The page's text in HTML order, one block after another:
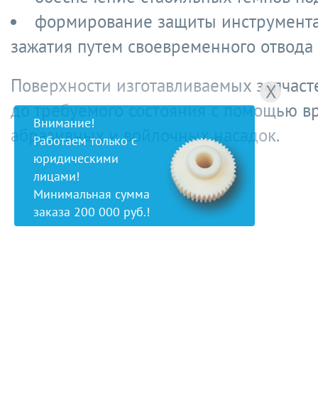
формирование защиты
зажатия путем своевременного
Поверхности изготавливаемых
до требуемого состояния с помощью
абразивных и войлочных насадок.
X
Внимание!
Работаем только с
юридическими
лицами!
Минимальная сумма
заказа 200 000 руб.!